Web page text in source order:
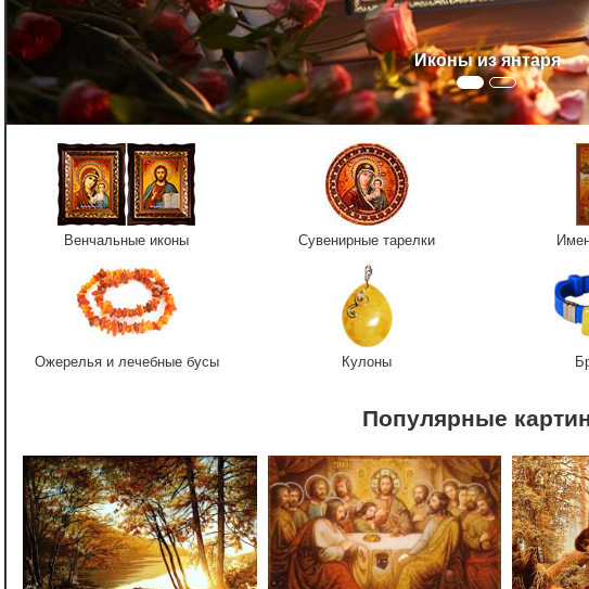
Иконы для венчания
Венчальные иконы Сувенирные тарелки
Ожерелья и лечебные бусы Кулоны
Популярные